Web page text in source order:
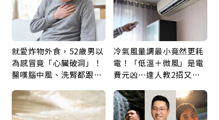
就愛炸物外食，52歲男以
為感冒竟「心臟破洞」！
醫嘆腦中風、洗腎都跟它
救
冷氣風量調最小竟然更耗
電！「低溫＋微風」是電
費元凶…達人教2招又涼